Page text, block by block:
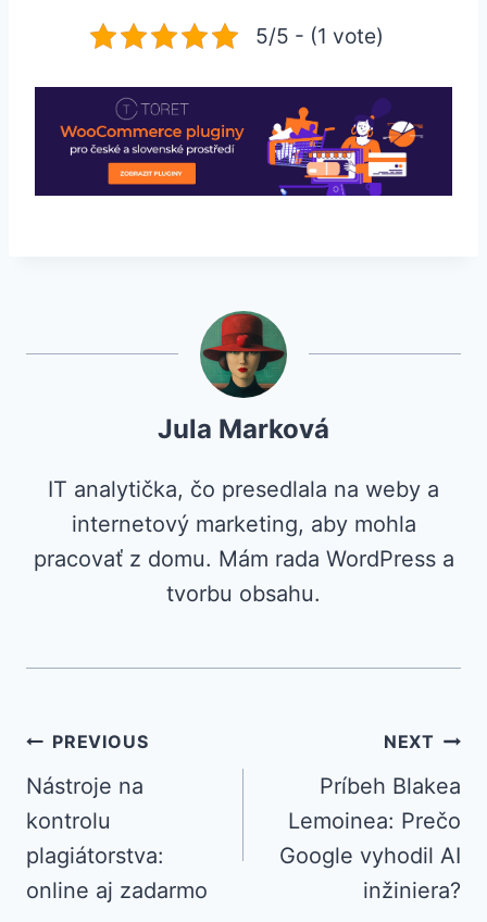
5/5 - (1 vote)
Jula Marková
IT analytička, čo presedlala na weby a
internetový marketing, aby mohla
pracovať z domu. Mám rada WordPress a
tvorbu obsahu.
Navigácia
v
článku
PREVIOUS
Nástroje na
kontrolu
plagiátorstva:
online aj zadarmo
NEXT
Príbeh Blakea
Lemoinea: Prečo
Google vyhodil AI
inžiniera?